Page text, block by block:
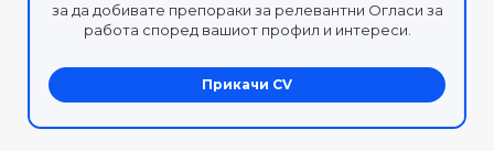
за да добивате препораки за релевантни Огласи за
работа според вашиот профил и интереси.
Прикачи CV